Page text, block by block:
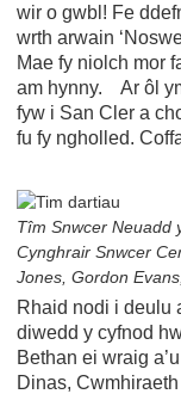
wir o gwbl! Fe
wrth arwain
Mae fy niolch mor
am hynny. Ar ôl
fyw i San Cler a
fu fy ngholled.
Tîm Snwcer Neuadd
Cynghrair Snwcer
Jones, Gordon Evans,
Rhaid nodi i deulu
diwedd y cyfnod
Bethan ei wraig
Dinas,